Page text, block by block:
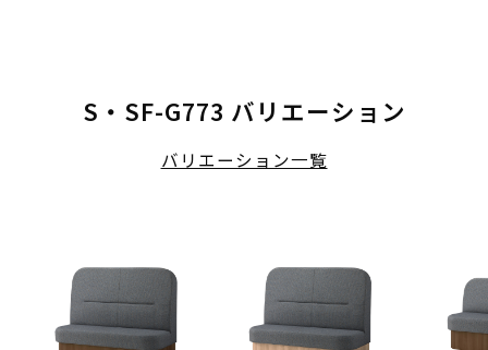
S・SF-G773 バリエーション
バリエーション一覧